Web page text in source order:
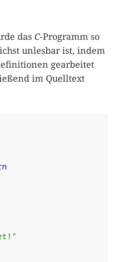
das C-Programm so
unlesbar ist, indem
gearbeitet
im Quelltext